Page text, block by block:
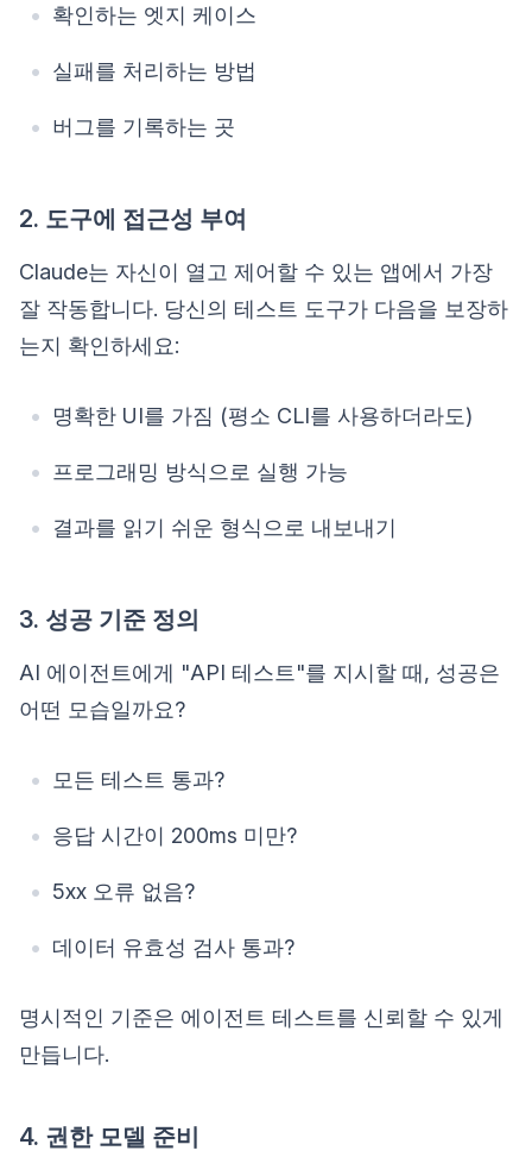
확인하는 엣지 케이스
실패를 처리하는 방법
버그를 기록하는 곳
2. 도구에 접근성 부여
Claude는 자신이 열고 제어할 수 있는 앱에서 가장
잘 작동합니다. 당신의 테스트 도구가 다음을 보장하
는지 확인하세요:
명확한 UI를 가짐 (평소 CLI를 사용하더라도)
프로그래밍 방식으로 실행 가능
결과를 읽기 쉬운 형식으로 내보내기
3. 성공 기준 정의
AI 에이전트에게 "API 테스트"를 지시할 때, 성공은
어떤 모습일까요?
모든 테스트 통과?
응답 시간이 200ms 미만?
5xx 오류 없음?
데이터 유효성 검사 통과?
명시적인 기준은 에이전트 테스트를 신뢰할 수 있게
만듭니다.
4. 권한 모델 준비